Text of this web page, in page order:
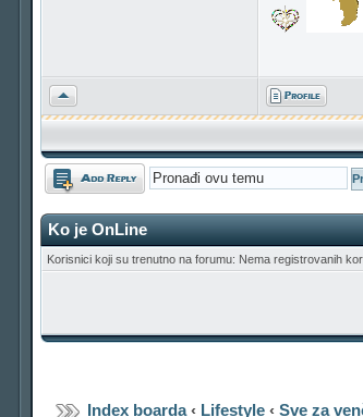
Vrh
Odgovori
Ko je OnLine
Korisnici koji su trenutno na forumu: Nema registrovanih
Index boarda‹ Lifestyle ‹ Sve za